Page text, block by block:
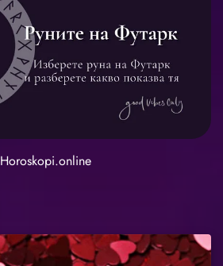
Horoskopi.online